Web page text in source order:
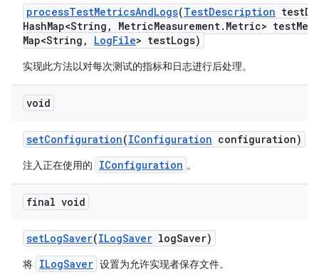
processTestMetricsAndLogs(TestDescription test
HashMap<String , MetricMeasurement. Metric> test
Map<String , LogFile> testLogs)
实现此方法以对每次测试的指标和日志进行后处理。
void
setConfiguration(IConfiguration configuration)
注入正在使用的 IConfiguration 。
final void
setLogSaver(ILogSaver logSaver)
将 ILogSaver 设置为允许实现者保存文件。